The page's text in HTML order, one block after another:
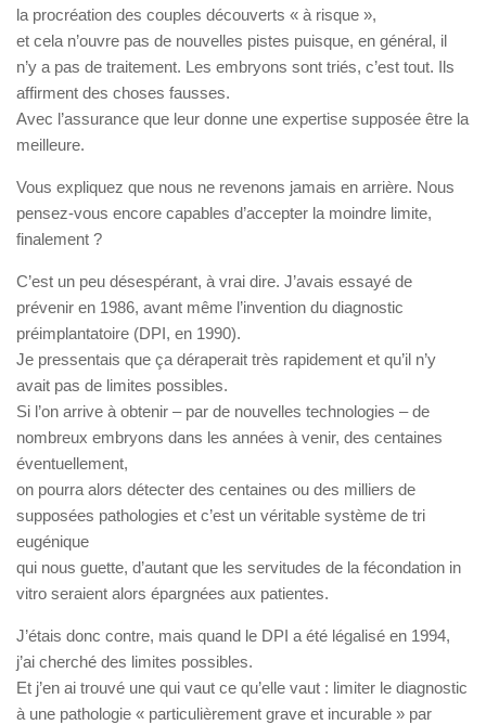
la procréation des couples découverts « à risque »,
et cela n’ouvre pas de nouvelles pistes puisque, en général, il
n’y a pas de traitement. Les embryons sont triés, c’est tout. Ils
affirment des choses fausses.
Avec l’assurance que leur donne une expertise supposée être la
meilleure.
Vous expliquez que nous ne revenons jamais en arrière. Nous
pensez-vous encore capables d’accepter la moindre limite,
finalement ?
C’est un peu désespérant, à vrai dire. J’avais essayé de
prévenir en 1986, avant même l’invention du diagnostic
préimplantatoire (DPI, en 1990).
Je pressentais que ça déraperait très rapidement et qu’il n’y
avait pas de limites possibles.
Si l’on arrive à obtenir – par de nouvelles technologies – de
nombreux embryons dans les années à venir, des centaines
éventuellement,
on pourra alors détecter des centaines ou des milliers de
supposées pathologies et c’est un véritable système de tri
eugénique
qui nous guette, d’autant que les servitudes de la fécondation in
vitro seraient alors épargnées aux patientes.
J’étais donc contre, mais quand le DPI a été légalisé en 1994,
j’ai cherché des limites possibles.
Et j’en ai trouvé une qui vaut ce qu’elle vaut : limiter le diagnostic
à une pathologie « particulièrement grave et incurable » par